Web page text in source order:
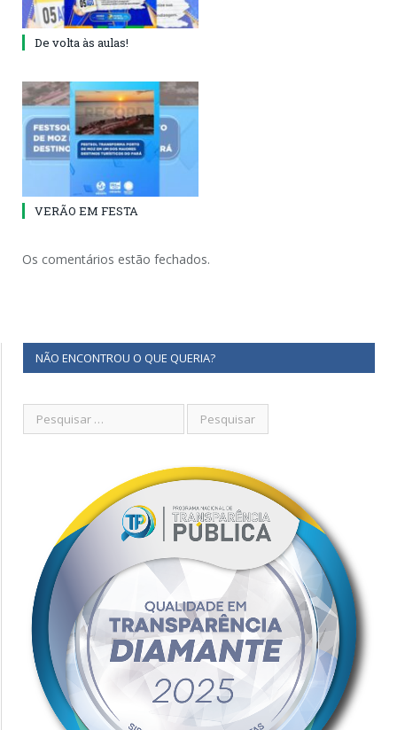
De volta às aulas!
VERÃO EM FESTA
Os comentários estão fechados.
NÃO ENCONTROU O QUE QUERIA?